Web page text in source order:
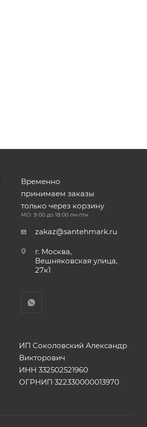
Временно
принимаем заказы
только через корзину
МО: 9:00 до 18:00 пн-птн
zakaz@santehmark.ru
г. Москва,
Вешняковская улица,
27к1
ИП Соколовский Александр
Викторович
ИНН 332502521960
ОГРНИП 322330000013970